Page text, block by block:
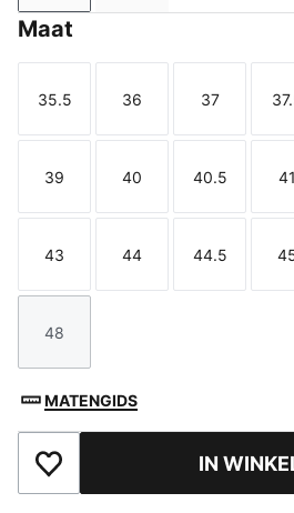
Maat
Maat
35.5
Maat
36
Maat
37
Maat
39
Maat
40
Maat
40.5 41
Maat
43
Maat
44
Maat
44.5
Maat
48
MATENGIDS
Toegevoegd aan favorieten
IN